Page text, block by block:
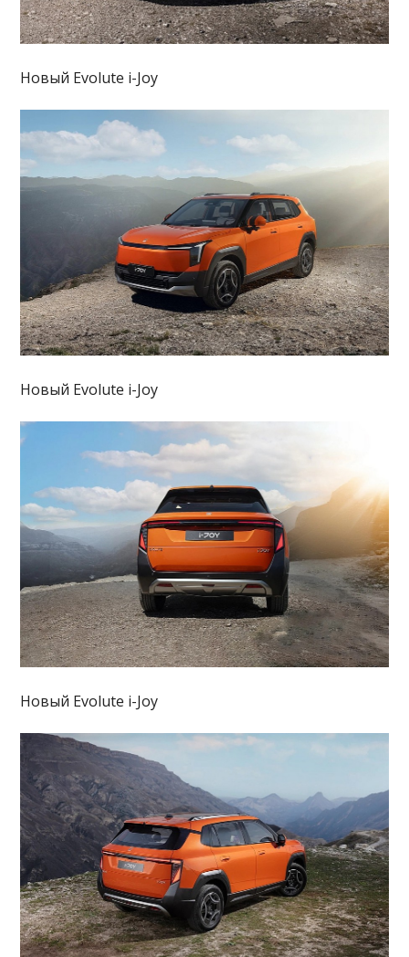
Новый Evolute i-Joy
Новый Evolute i-Joy
Новый Evolute i-Joy